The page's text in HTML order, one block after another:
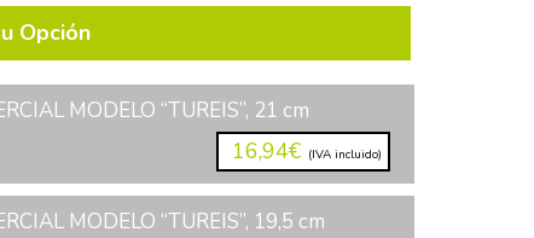
Opción
MODELO “TUREIS”, 21 cm
16,94€ (IVA incluido)
MODELO “TUREIS”, 19,5 cm